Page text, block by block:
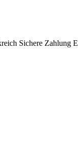
Sichere Zahlung